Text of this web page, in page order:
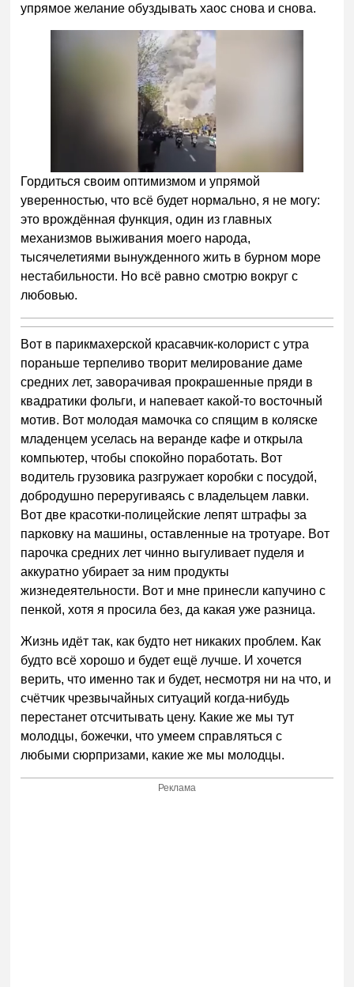
упрямое желание обуздывать хаос снова и снова.
Гордиться своим оптимизмом и упрямой
уверенностью, что всё будет нормально, я не могу:
это врождённая функция, один из главных
механизмов выживания моего народа,
тысячелетиями вынужденного жить в бурном море
нестабильности. Но всё равно смотрю вокруг с
любовью.
Вот в парикмахерской красавчик-колорист с утра
пораньше терпеливо творит мелирование даме
средних лет, заворачивая прокрашенные пряди в
квадратики фольги, и напевает какой-то восточный
мотив. Вот молодая мамочка со спящим в коляске
младенцем уселась на веранде кафе и открыла
компьютер, чтобы спокойно поработать. Вот
водитель грузовика разгружает коробки с посудой,
добродушно переругиваясь с владельцем лавки.
Вот две красотки-полицейские лепят штрафы за
парковку на машины, оставленные на тротуаре. Вот
парочка средних лет чинно выгуливает пуделя и
аккуратно убирает за ним продукты
жизнедеятельности. Вот и мне принесли капучино с
пенкой, хотя я просила без, да какая уже разница.
Жизнь идёт так, как будто нет никаких проблем. Как
будто всё хорошо и будет ещё лучше. И хочется
верить, что именно так и будет, несмотря ни на что, и
счётчик чрезвычайных ситуаций когда-нибудь
перестанет отсчитывать цену. Какие же мы тут
молодцы, божечки, что умеем справляться с
любыми сюрпризами, какие же мы молодцы.
Реклама